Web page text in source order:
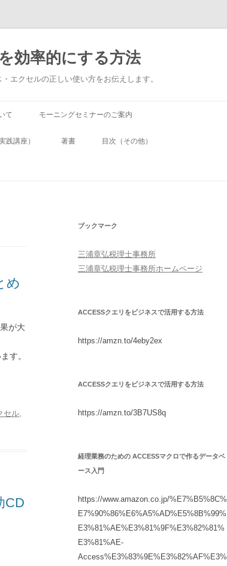
効率的にする方法
エクセルの正しい使い方をお伝えします。
て モーニングセミナーのご案内
践講座） 著書 目次（その他）
め
が大
す。
セル,
CD
ブックマーク
三浦章弘税理士事務所
三浦章弘税理士事務所ホームページ
ACCESSクエリをビジネスで活用する方法
https://amzn.to/4eby2ex
ACCESSクエリをビジネスで活用する方法
https://amzn.to/3B7US8q
経理業務のための ACCESSマクロで作るデータベ
ース入門
https://www.amazon.co.jp/%E7%B5%8C%
E7%90%86%E6%A5%AD%E5%8B%99%
E3%81%AE%E3%81%9F%E3%82%81%
E3%81%AE-
Access%E3%83%9E%E3%82%AF%E3%